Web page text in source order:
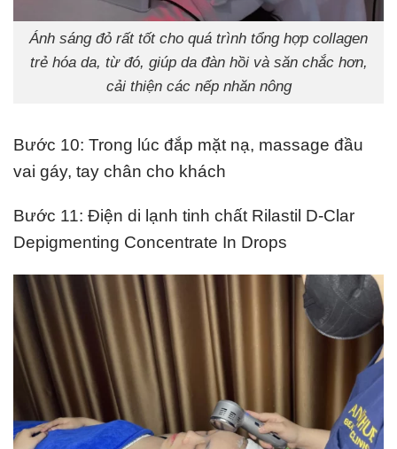
Ánh sáng đỏ rất tốt cho quá trình tổng hợp collagen
trẻ hóa da, từ đó, giúp da đàn hồi và săn chắc hơn,
cải thiện các nếp nhăn nông
Bước 10: Trong lúc đắp mặt nạ, massage đầu
vai gáy, tay chân cho khách
Bước 11: Điện di lạnh tinh chất Rilastil D-Clar
Depigmenting Concentrate In Drops